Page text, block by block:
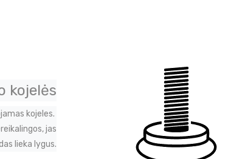
kojelės
kojeles.
jas
lieka lygus.